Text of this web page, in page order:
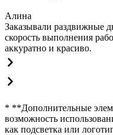
Алина
Заказывали раздвижные
скорость выполнения
аккуратно и красиво.
* **Дополнительные
возможность
как подсветка или